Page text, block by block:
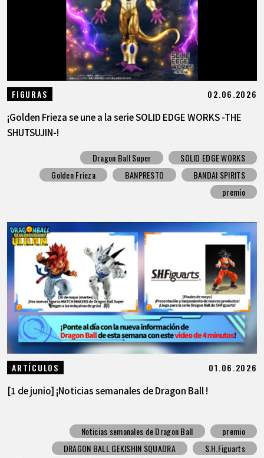
FIGURAS 02.06.2026
¡Golden Frieza se une a la serie SOLID EDGE WORKS -THE
SHUTSUJIN-!
Dragon Ball Super
SOLID EDGE WORKS
Golden Frieza
BANPRESTO
BANDAI SPIRITS
premio
ARTÍCULOS 01.06.2026
[1 de junio] ¡Noticias semanales de Dragon Ball !
Noticias semanales de Dragon Ball
premio
DRAGON BALL GEKISHIN SQUADRA
S.H.Figuarts